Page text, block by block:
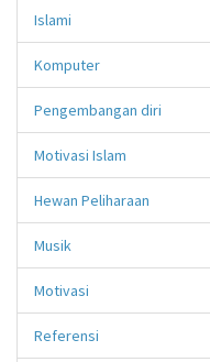
Islami
Komputer
Pengembangan diri
Motivasi Islam
Hewan Peliharaan
Musik
Motivasi
Referensi